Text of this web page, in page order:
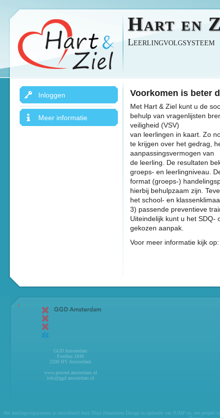
Hart en
Leerlingvolgsysteem
Inloggen
Meer informatie
Voorkomen is beter
Met Hart & Ziel kunt u de
behulp van vragenlijsten
veiligheid (VSV)
van leerlingen in kaart. Zo
te krijgen over het gedrag,
aanpassingsvermogen van
de leerling. De resultaten
groeps- en leerlingniveau.
format (groeps-)
hierbij behulpzaam zijn.
het school- en
3) passende preventieve
Uiteindelijk kunt u het SDQ-
gekozen aanpak.
Voor meer informatie kijk
GGD Amsterdam
Postbus 1840
2200 BV Amsterdam
www.gezond.amsterdam.nl
info@ggd.amsterdam.nl
Het leerlingvolgsysteem is ontwikkeld door Thijs Houtenbos Design in opdracht van JUMP-in , een project